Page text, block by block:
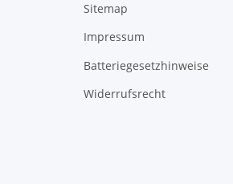
Sitemap
Impressum
Batteriegesetzhinweise
Widerrufsrecht